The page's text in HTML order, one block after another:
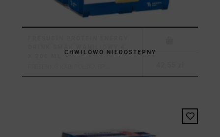
CHWILOWO NIEDOSTĘPNY